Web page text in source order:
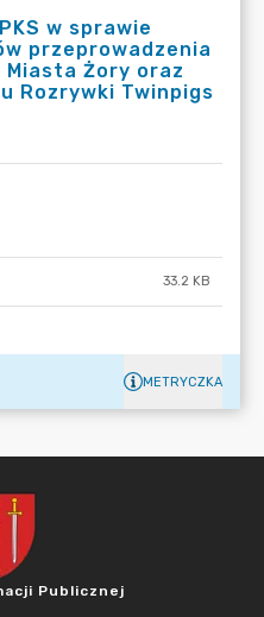
w sprawie
przeprowadzenia
Żory oraz
Rozrywki Twinpigs
33.2 KB
METRYCZKA
Publicznej